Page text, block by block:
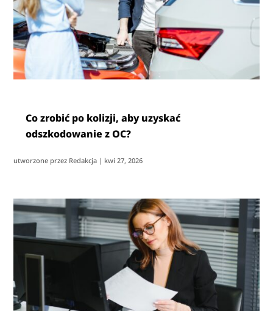
Co zrobić po kolizji, aby uzyskać
odszkodowanie z OC?
utworzone przez Redakcja | kwi 27, 2026